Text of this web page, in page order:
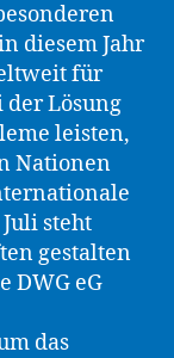
diesem Jahr
für
Lösung
leisten,
Nationen
steht
gestalten
DWG eG
das